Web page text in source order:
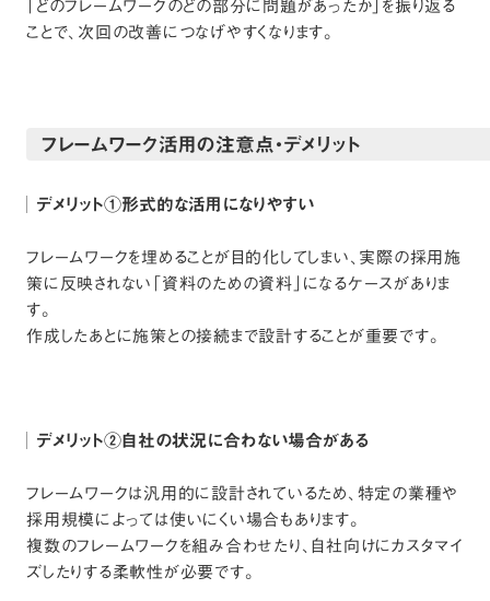
ことで、次回の改善につなげやすくなります。
フレームワーク活用の注意点・デメリット
デメリット①形式的な活用になりやすい
フレームワークを埋めることが目的化してしまい、実際の採用施
策に反映されない「資料のための資料」になるケースがありま
す。
作成したあとに施策との接続まで設計することが重要です。
デメリット②自社の状況に合わない場合がある
フレームワークは汎用的に設計されているため、特定の業種や
採用規模によっては使いにくい場合もあります。
複数のフレームワークを組み合わせたり、自社向けにカスタマイ
ズしたりする柔軟性が必要です。